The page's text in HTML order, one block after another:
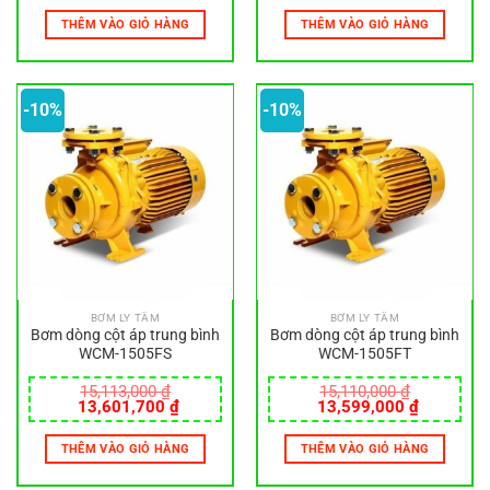
là:
7,873,000 ₫.
tại
là:
7,085,700 ₫.
THÊM VÀO GIỎ HÀNG
là:
8,173,000 ₫.
tại
là:
THÊM VÀO GIỎ HÀNG
-10%
BƠM LY TÂM
Bơm dòng cột áp trung bình
WCM-1505FS
15,113,000₫
Giá
gốc
là:
15,113,000 ₫.
13,601,700 ₫Giá
hiện
tại
là:
13,601,700 ₫.
THÊM VÀO GIỎ HÀNG
-10%
BƠM LY TÂM
Bơm dòng cột áp trung bình
WCM-1505FT
15,110,000₫
Giá
gốc
là:
15,110,000 ₫.
13,599,000 ₫Giá
hiện
tại
là:
THÊM VÀO GIỎ HÀNG